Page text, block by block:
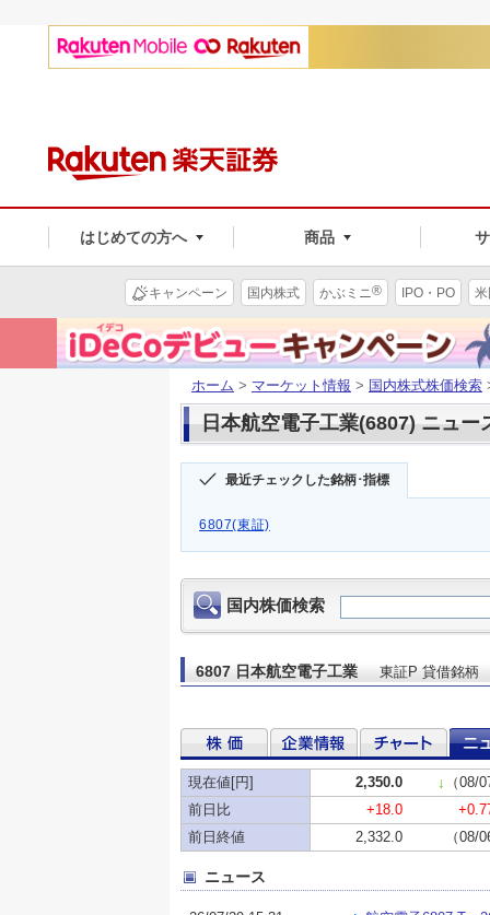
はじめての方へ 商品
キャンペーン 国内株式 かぶミニ® IPO・PO
ホーム > マーケット情報 > 国内株式株価検索
日本航空電子工業(6807) ニュー
最近チェックした銘柄･指標
6807(東証)